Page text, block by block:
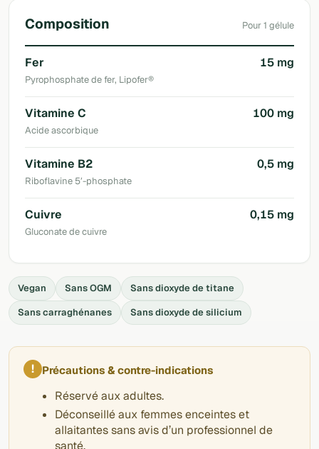
Composition Pour 1 gélule
Fer
Pyrophosphate de fer, Lipofer®
15 mg
Vitamine C
Acide ascorbique
100 mg
Vitamine B2
Riboflavine 5′-phosphate
0,5 mg
Cuivre
Gluconate de cuivre
0,15 mg
Vegan Sans OGM
Sans dioxyde de titane
Sans carraghénanes
Sans dioxyde de silicium
! Précautions & contre-indications
Réservé aux adultes.
Déconseillé aux femmes enceintes et
allaitantes sans avis d’un professionnel de
santé.